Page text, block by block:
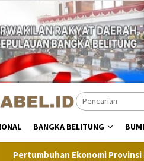
BANGKA BELITUNG
Provinsi Kepulauan Bangka